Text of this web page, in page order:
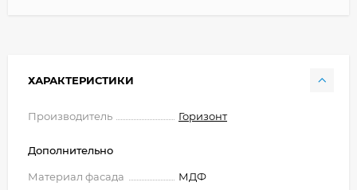
ХАРАКТЕРИСТИКИ
Производитель Горизонт
Дополнительно
Материал фасада
МДФ